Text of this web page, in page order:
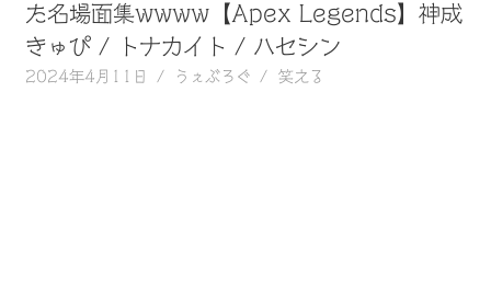
た名場面集wwww【Apex Legends】神成
きゅぴ / トナカイト / ハセシン
2024年4月11日 うぇぶろぐ 笑える